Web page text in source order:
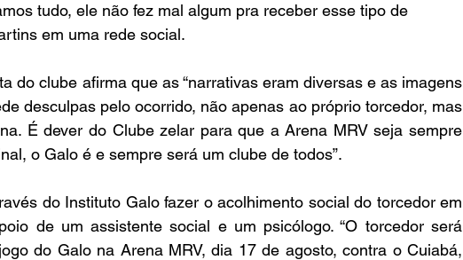
tudo, ele não fez mal algum pra receber esse tipo de
em uma rede social.
do clube afirma que as “narrativas eram diversas e as imagens
desculpas pelo ocorrido, não apenas ao próprio torcedor, mas
É dever do Clube zelar para que a Arena MRV seja sempre
o Galo é e sempre será um clube de todos”.
do Instituto Galo fazer o acolhimento social do torcedor em
de um assistente social e um psicólogo. “O torcedor será
do Galo na Arena MRV, dia 17 de agosto, contra o Cuiabá,